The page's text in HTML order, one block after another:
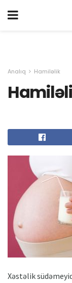
Analıq Hamiləlik
Xəstəlik